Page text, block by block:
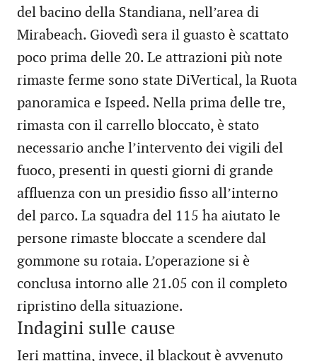
del bacino della Standiana, nell’area di
Mirabeach. Giovedì sera il guasto è scattato
poco prima delle 20. Le attrazioni più note
rimaste ferme sono state DiVertical, la Ruota
panoramica e Ispeed. Nella prima delle tre,
rimasta con il carrello bloccato, è stato
necessario anche l’intervento dei vigili del
fuoco, presenti in questi giorni di grande
affluenza con un presidio fisso all’interno
del parco. La squadra del 115 ha aiutato le
persone rimaste bloccate a scendere dal
gommone su rotaia. L’operazione si è
conclusa intorno alle 21.05 con il completo
ripristino della situazione.
Indagini sulle cause
Ieri mattina, invece, il blackout è avvenuto